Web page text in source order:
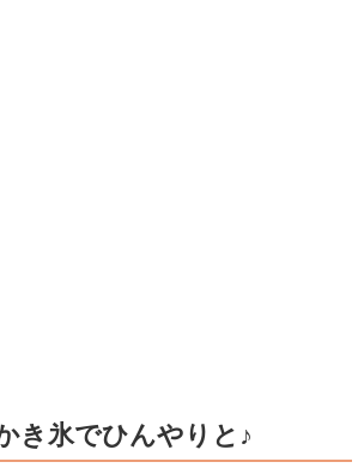
き氷でひんやりと♪